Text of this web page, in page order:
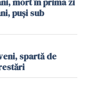
puși sub
spartă de